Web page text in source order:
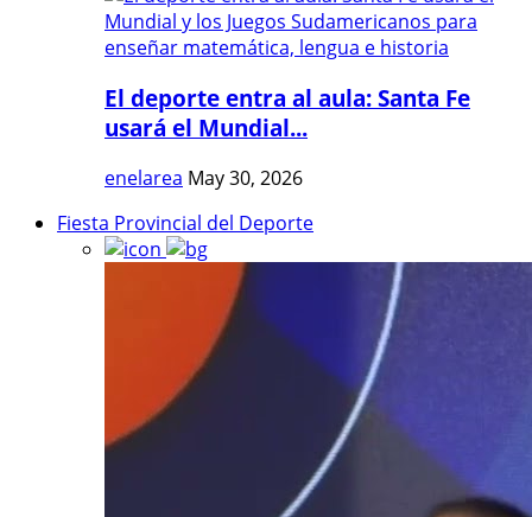
El deporte entra al aula: Santa Fe
usará el Mundial...
enelarea May 30, 2026
Fiesta Provincial del Deporte